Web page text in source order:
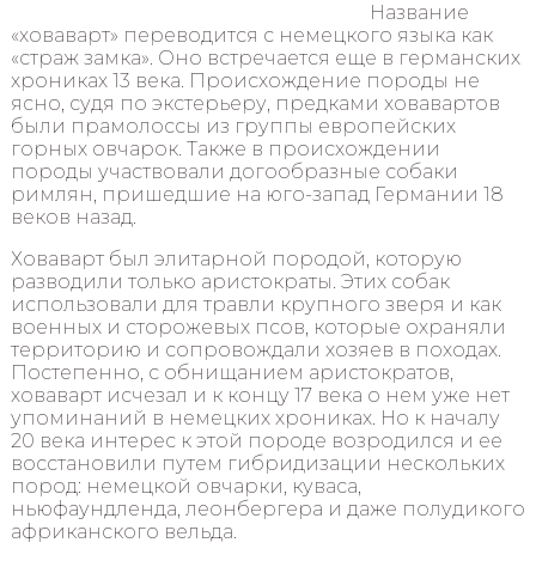
Название
«ховаварт» переводится с немецкого языка как
«страж замка». Оно встречается еще в германских
хрониках 13 века. Происхождение породы не
ясно, судя по экстерьеру, предками ховавартов
были прамолоссы из группы европейских
горных овчарок. Также в происхождении
породы участвовали догообразные собаки
римлян, пришедшие на юго-запад Германии 18
веков назад.
Ховаварт был элитарной породой, которую
разводили только аристократы. Этих собак
использовали для травли крупного зверя и как
военных и сторожевых псов, которые охраняли
территорию и сопровождали хозяев в походах.
Постепенно, с обнищанием аристократов,
ховаварт исчезал и к концу 17 века о нем уже нет
упоминаний в немецких хрониках. Но к началу
20 века интерес к этой породе возродился и ее
восстановили путем гибридизации нескольких
пород: немецкой овчарки, куваса,
ньюфаундленда, леонбергера и даже полудикого
африканского вельда.